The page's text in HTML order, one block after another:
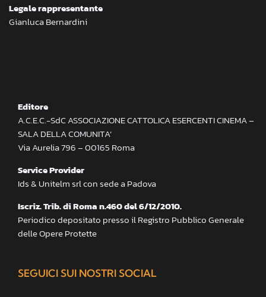
Legale rappresentante
Gianluca Bernardini
Editore
A.C.E.C.-SdC ASSOCIAZIONE CATTOLICA ESERCENTI CINEMA –
SALA DELLA COMUNITA’
Via Aurelia 796 – 00165 Roma
Service Provider
Ids & Unitelm srl con sede a Padova
Iscriz. Trib. di Roma n.460 del 6/12/2010.
Periodico depositato presso il Registro Pubblico Generale
delle Opere Protette
SEGUICI SUI NOSTRI SOCIAL